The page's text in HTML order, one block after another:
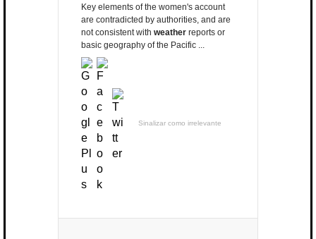
Key elements of the women's account
are contradicted by authorities, and are
not consistent with weather reports or
basic geography of the Pacific ...
Sinalizar como irrelevante